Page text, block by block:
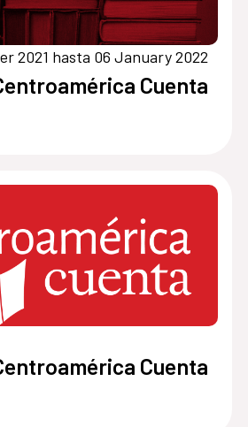
2021 hasta 06 January 2022
Cuenta
Cuenta